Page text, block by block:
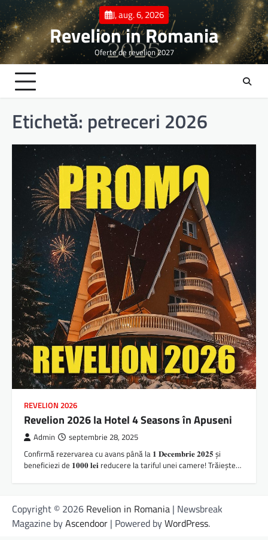
Skip
to
content
J, aug. 6, 2026
Revelion in Romania
Oferte de revelion 2027
Etichetă: petreceri 2026
REVELION 2026
Revelion 2026 la Hotel 4 Seasons în Apuseni
Admin septembrie 28, 2025
Confirmă rezervarea cu avans până la 𝟏 𝐃𝐞𝐜𝐞𝐦𝐛𝐫𝐢𝐞 𝟐𝟎𝟐𝟓 și
beneficiezi de 𝟏𝟎𝟎𝟎 𝐥𝐞𝐢 reducere la tariful unei camere! Trăiește…
Copyright © 2026 Revelion in Romania | Newsbreak
Magazine byAscendoor | Powered byWordPress.